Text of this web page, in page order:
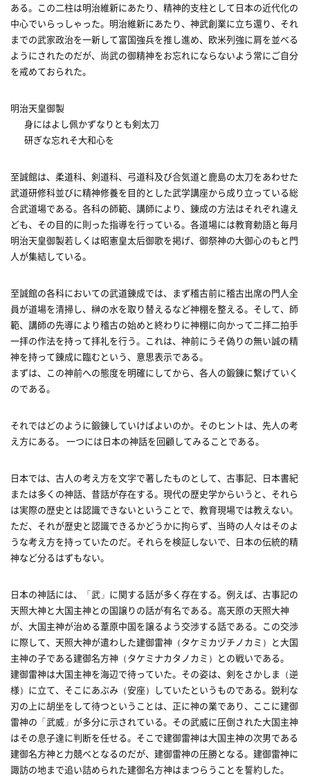
ある。この二柱は明治維新にあたり、精神的支柱として日本の近代化の
中心でいらっしゃった。明治維新にあたり、神武創業に立ち還り、それ
までの武家政治を一新して富国強兵を推し進め、欧米列強に肩を並べる
ようにされたのだが、尚武の御精神をお忘れにならないよう常にご自分
を戒めておられた。
明治天皇御製
身にはよし佩かずなりとも剣太刀
研ぎな忘れそ大和心を
至誠館は、柔道科、剣道科、弓道科及び合気道と鹿島の太刀をあわせた
武道研修科並びに精神修養を目的とした武学講座から成り立っている総
合武道場である。各科の師範、講師により、錬成の方法はそれぞれ違え
ども、その目的に則った指導を行っている。各道場には教育勅語と毎月
明治天皇御製若しくは昭憲皇太后御歌を掲げ、御祭神の大御心のもと門
人が集結している。
至誠館の各科においての武道錬成では、まず稽古前に稽古出席の門人全
員が道場を清掃し、榊の水を取り替えるなど神棚を整える。そして、師
範、講師の先導により稽古の始めと終わりに神棚に向かって二拝二拍手
一拝の作法を持って拝礼を行う。これは、神前にうそ偽りの無い誠の精
神を持って錬成に臨むという、意思表示である。
まずは、この神前への態度を明確にしてから、各人の鍛錬に繋げていく
のである。
それではどのように鍛錬していけばよいのか。そのヒントは、先人の考
え方にある。 一つには日本の神話を回顧してみることである。
日本では、古人の考え方を文字で著したものとして、古事記、日本書紀
または多くの神話、昔話が存在する。現代の歴史学からいうと、それら
は実際の歴史とは認識できないということで、教育現場では教えない。
ただ、それが歴史と認識できるかどうかに拘らず、当時の人々はそのよ
うな考え方を持っていたのだ。それらを検証しないで、日本の伝統的精
神など分るはずもない。
日本の神話には、「武」に関する話が多く存在する。例えば、古事記の
天照大神と大国主神との国譲りの話が有名である。高天原の天照大神
が、大国主神が治める葦原中国を譲るよう交渉する話である。この交渉
に際して、天照大神が遣わした建御雷神（タケミカヅチノカミ）と大国
主神の子である建御名方神（タケミナカタノカミ）との戦いである。
建御雷神は大国主神を海辺で待っていた。その姿は、剣をさかしま（逆
様）に立て、そこにあぶみ（安座）していたというものである。鋭利な
刃の上に胡坐をして待つということは、正に神の業であり、ここに建御
雷神の「武威」が多分に示されている。その武威に圧倒された大国主神
はその息子達に判断を任せる。そこで建御雷神は大国主神の次男である
建御名方神と力競べとなるのだが、建御雷神の圧勝となる。建御雷神に
諏訪の地まで追い詰められた建御名方神はまつらうことを誓約した。